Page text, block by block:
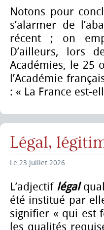
Notons pour
s’alarmer de
récent ; on
D’ailleurs, lors
Académies, le 25
l’Académie
: « La France est-
Légal,
Le 23 juillet 2026
L’adjectif légal
été institué par
signifier « qui est
les qualités